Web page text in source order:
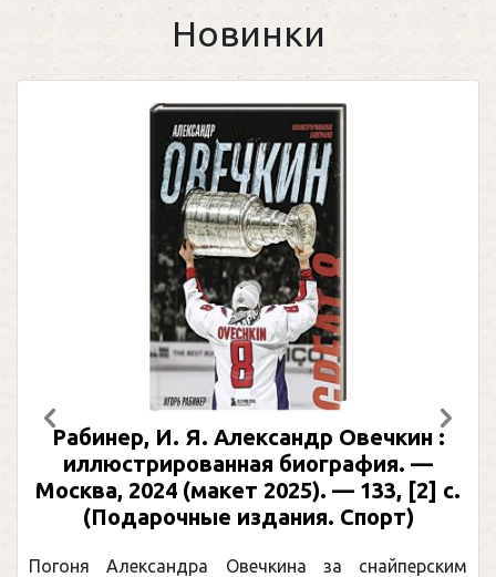
Новинки
Рабинер, И. Я. Александр Овечкин :
иллюстрированная биография. —
Москва, 2024 (макет 2025). — 133, [2] с.
(Подарочные издания. Спорт)
Погоня Александра Овечкина за снайперским
Предыдущий